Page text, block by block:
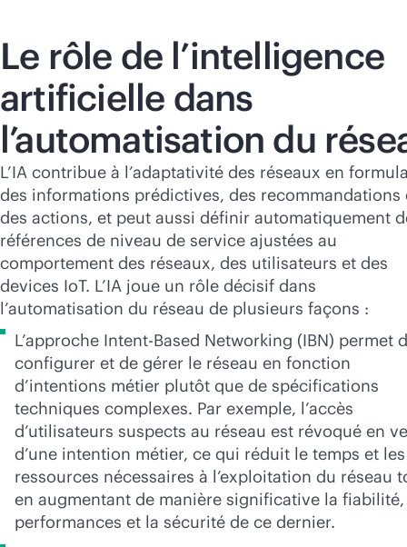
Le rôle de l’intelligence
artificielle dans
l’automatisation du
L’IA contribue à l’adaptativité des réseaux en
des informations prédictives, des recommandations
des actions, et peut aussi définir automatiquement
références de niveau de service ajustées au
comportement des réseaux, des utilisateurs et des
devices IoT. L’IA joue un rôle décisif dans
l’automatisation du réseau de plusieurs façons :
L’approche Intent-Based Networking (IBN) permet
configurer et de gérer le réseau en fonction
d’intentions métier plutôt que de spécifications
techniques complexes. Par exemple, l’accès
d’utilisateurs suspects au réseau est révoqué en
d’une intention métier, ce qui réduit le temps et les
ressources nécessaires à l’exploitation du réseau
en augmentant de manière significative la
performances et la sécurité de ce dernier.